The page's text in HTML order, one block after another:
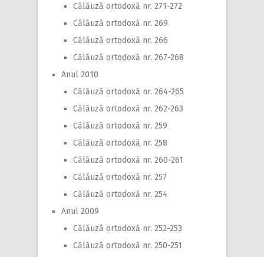
Călăuză ortodoxă nr. 271-272
Călăuză ortodoxă nr. 269
Călăuză ortodoxă nr. 266
Călăuză ortodoxă nr. 267-268
Anul 2010
Călăuză ortodoxă nr. 264-265
Călăuză ortodoxă nr. 262-263
Călăuză ortodoxă nr. 259
Călăuză ortodoxă nr. 258
Călăuză ortodoxă nr. 260-261
Călăuză ortodoxă nr. 257
Călăuză ortodoxă nr. 254
Anul 2009
Călăuză ortodoxă nr. 252-253
Călăuză ortodoxă nr. 250-251